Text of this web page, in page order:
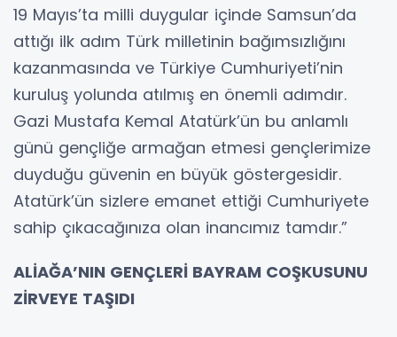
19 Mayıs’ta milli duygular içinde Samsun’da
attığı ilk adım Türk milletinin bağımsızlığını
kazanmasında ve Türkiye Cumhuriyeti’nin
kuruluş yolunda atılmış en önemli adımdır.
Gazi Mustafa Kemal Atatürk’ün bu anlamlı
günü gençliğe armağan etmesi gençlerimize
duyduğu güvenin en büyük göstergesidir.
Atatürk’ün sizlere emanet ettiği Cumhuriyete
sahip çıkacağınıza olan inancımız tamdır.”
ALİAĞA’NIN GENÇLERİ BAYRAM COŞKUSUNU
ZİRVEYE TAŞIDI